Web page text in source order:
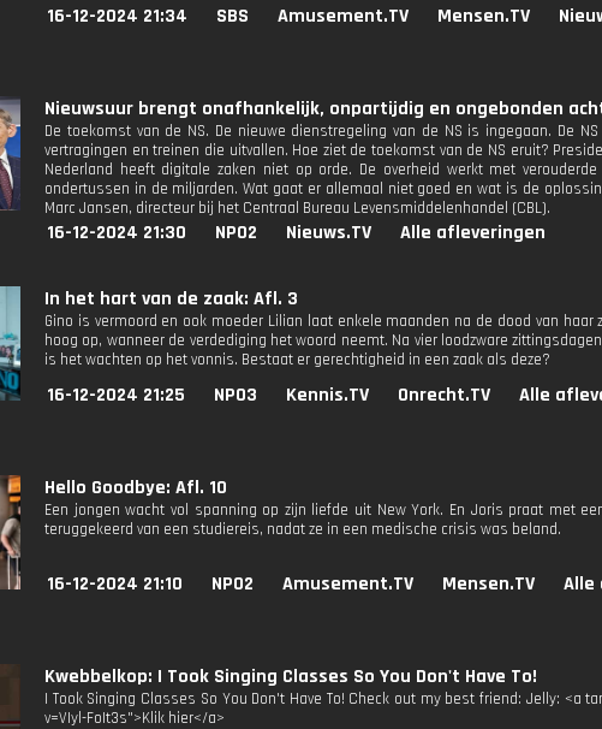
16-12-2024 21:34 SBS Amusement.TV Mensen.TV
Nieuwsuur brengt onafhankelijk, onpartijdig en ongebonden
De toekomst van de NS. De nieuwe dienstregeling van de NS is ingegaan. De
vertragingen en treinen die uitvallen. Hoe ziet de toekomst van de NS eruit?
Nederland heeft digitale zaken niet op orde. De overheid werkt met
ondertussen in de miljarden. Wat gaat er allemaal niet goed en wat is de
Marc Jansen, directeur bij het Centraal Bureau Levensmiddelenhandel (CBL).
16-12-2024 21:30 NPO2 Nieuws.TV Alle afleveringen
In het hart van de zaak: Afl. 3
Gino is vermoord en ook moeder Lilian laat enkele maanden na de dood van
hoog op, wanneer de verdediging het woord neemt. Na vier loodzware
is het wachten op het vonnis. Bestaat er gerechtigheid in een zaak als deze?
16-12-2024 21:25 NPO3 Kennis.TV Onrecht.TV Alle
Hello Goodbye: Afl. 10
Een jongen wacht vol spanning op zijn liefde uit New York. En Joris praat met
teruggekeerd van een studiereis, nadat ze in een medische crisis was beland.
16-12-2024 21:10 NPO2 Amusement.TV Mensen.TV Alle
Kwebbelkop: I Took Singing Classes So You Don't Have To!
I Took Singing Classes So You Don't Have To! Check out my best friend: Jelly: <a
v=VIyl-FoIt3s">Klik hier</a>